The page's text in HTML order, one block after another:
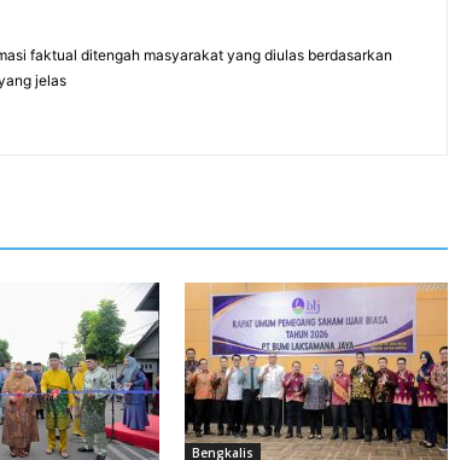
faktual ditengah masyarakat yang diulas berdasarkan
jelas
Bengkalis